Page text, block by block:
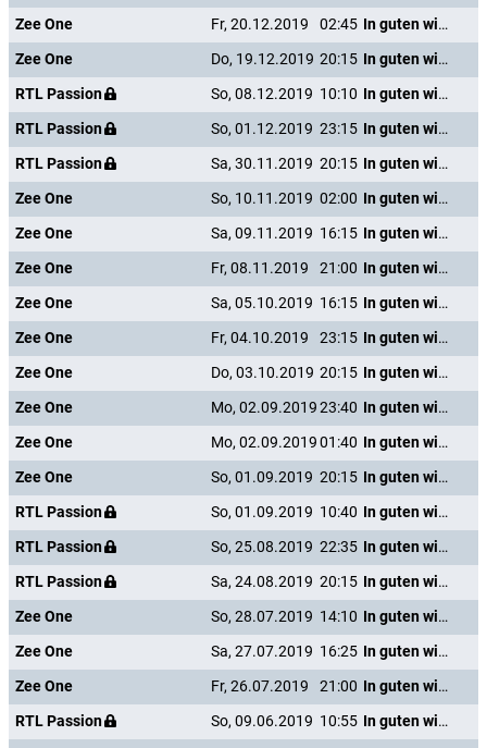
Zee One
Fr, 20.12.2019 02:45
In guten wie in schweren Tagen
Zee One
Do, 19.12.2019 20:15
In guten wie in schweren Tagen
RTL Passion
So, 08.12.2019 10:10
In guten wie in schweren Tagen
RTL Passion
So, 01.12.2019 23:15
In guten wie in schweren Tagen
RTL Passion
Sa, 30.11.2019 20:15
In guten wie in schweren Tagen
Zee One
So, 10.11.2019 02:00
In guten wie in schweren Tagen
Zee One
Sa, 09.11.2019 16:15
In guten wie in schweren Tagen
Zee One
Fr, 08.11.2019 21:00
In guten wie in schweren Tagen
Zee One
Sa, 05.10.2019 16:15
In guten wie in schweren Tagen
Zee One
Fr, 04.10.2019 23:15
In guten wie in schweren Tagen
Zee One
Do, 03.10.2019 20:15
In guten wie in schweren Tagen
Zee One
Mo, 02.09.201923:40
In guten wie in schweren Tagen
Zee One
Mo, 02.09.201901:40
In guten wie in schweren Tagen
Zee One
So, 01.09.2019 20:15
In guten wie in schweren Tagen
RTL Passion
So, 01.09.2019 10:40
In guten wie in schweren Tagen
RTL Passion
So, 25.08.2019 22:35
In guten wie in schweren Tagen
RTL Passion
Sa, 24.08.2019 20:15
In guten wie in schweren Tagen
Zee One
So, 28.07.2019 14:10
In guten wie in schweren Tagen
Zee One
Sa, 27.07.2019 16:25
In guten wie in schweren Tagen
Zee One
Fr, 26.07.2019 21:00
In guten wie in schweren Tagen
RTL Passion
So, 09.06.2019 10:55
In guten wie in schweren Tagen